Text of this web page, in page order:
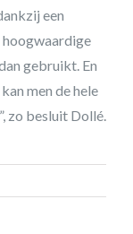
een
hoogwaardige
gebruikt. En
men de hele
zo besluit Dollé.